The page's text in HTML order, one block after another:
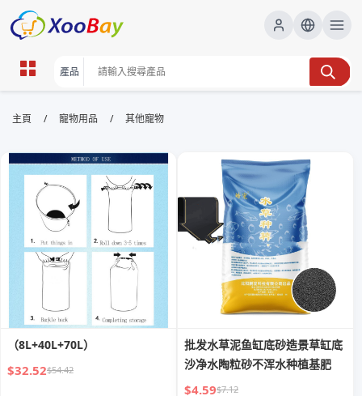
其他寵物 | XOOBAY B2B/B2C
其他寵物,飼養護理,寵物指南, wholesale 其他寵物,
XOOBAY
提供其他寵物飼養要點、日常護理、健康警訊、用品選購與安全注意，助
你成為稱職寵物飼主。
主頁 / 寵物用品 / 其他寵物
（8L+40L+70L）
$32.52$54.42
批发水草泥鱼缸底砂造景草缸底
沙净水陶粒砂不浑水种植基肥
$4.59$7.12